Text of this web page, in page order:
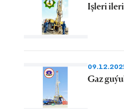
Işleri
Gaz